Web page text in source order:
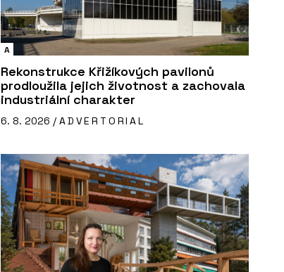
A
Rekonstrukce Křižíkových pavilonů
prodloužila jejich životnost a zachovala
industriální charakter
6. 8. 2026 / ADVERTORIAL